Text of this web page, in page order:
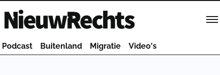
Homepage van NieuwRechts
Podcast Buitenland Migratie Video's